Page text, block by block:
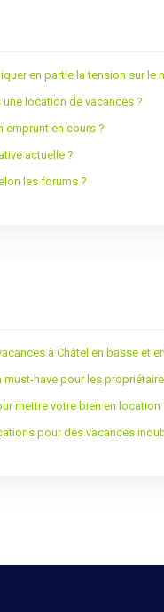
en partie la tension sur le
location de vacances ?
emprunt en cours ?
actuelle ?
les forums ?
à Châtel en basse et
must-have pour les
mettre votre bien en location
pour des vacances